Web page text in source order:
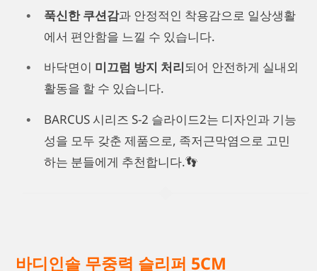
푹신한 쿠션감과 안정적인 착용감으로 일상생활
에서 편안함을 느낄 수 있습니다.
바닥면이 미끄럼 방지 처리되어 안전하게 실내외
활동을 할 수 있습니다.
BARCUS 시리즈 S-2 슬라이드2는 디자인과 기능
성을 모두 갖춘 제품으로, 족저근막염으로 고민
하는 분들에게 추천합니다.👣
바디인솔 무중력 슬리퍼 5CM